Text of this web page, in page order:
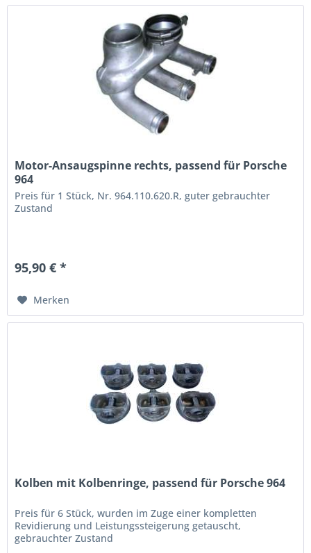
Motor-Ansaugspinne rechts, passend für Porsche
964
Preis für 1 Stück, Nr. 964.110.620.R, guter gebrauchter
Zustand
95,90 € *
Merken
Kolben mit Kolbenringe, passend für Porsche 964
Preis für 6 Stück, wurden im Zuge einer kompletten
Revidierung und Leistungssteigerung getauscht,
gebrauchter Zustand